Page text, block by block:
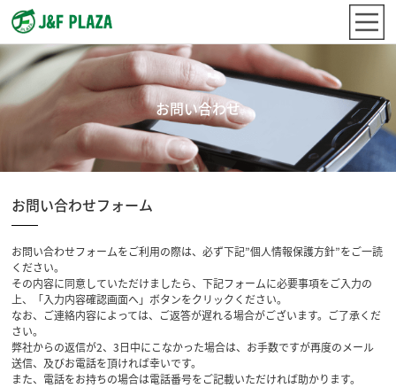
お問い合わせ
お問い合わせフォーム
お問い合わせフォームをご利用の際は、必ず下記”個人情報保護方針”をご一読
ください。
その内容に同意していただけましたら、下記フォームに必要事項をご入力の
上、「入力内容確認画面へ」ボタンをクリックください。
なお、ご連絡内容によっては、ご返答が遅れる場合がございます。ご了承くだ
さい。
弊社からの返信が2、3日中にこなかった場合は、お手数ですが再度のメール
送信、及びお電話を頂ければ幸いです。
また、電話をお持ちの場合は電話番号をご記載いただければ助かります。